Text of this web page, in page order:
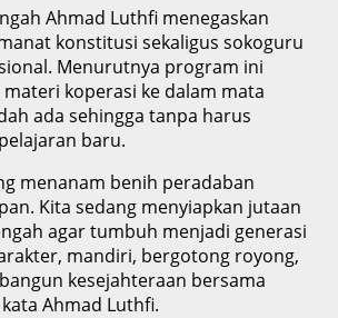
Ahmad Luthfi menegaskan
konstitusi sekaligus sokoguru
Menurutnya program ini
koperasi ke dalam mata
ada sehingga tanpa harus
baru.
menanam benih peradaban
Kita sedang menyiapkan jutaan
agar tumbuh menjadi generasi
mandiri, bergotong royong,
kesejahteraan bersama
Ahmad Luthfi.